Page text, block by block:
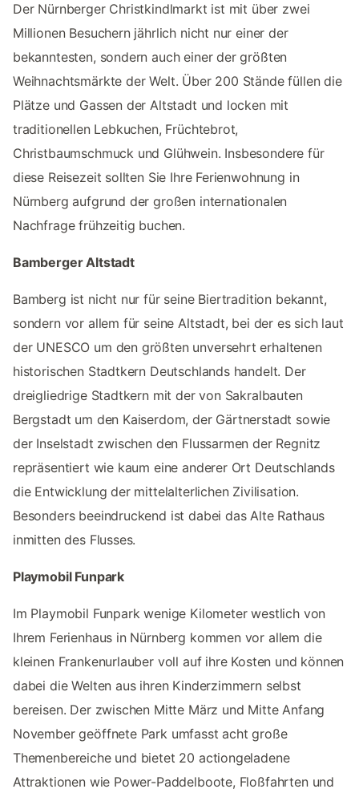
Der Nürnberger Christkindlmarkt ist mit über zwei
Millionen Besuchern jährlich nicht nur einer der
bekanntesten, sondern auch einer der größten
Weihnachtsmärkte der Welt. Über 200 Stände füllen die
Plätze und Gassen der Altstadt und locken mit
traditionellen Lebkuchen, Früchtebrot,
Christbaumschmuck und Glühwein. Insbesondere für
diese Reisezeit sollten Sie Ihre Ferienwohnung in
Nürnberg aufgrund der großen internationalen
Nachfrage frühzeitig buchen.
Bamberger Altstadt
Bamberg ist nicht nur für seine Biertradition bekannt,
sondern vor allem für seine Altstadt, bei der es sich laut
der UNESCO um den größten unversehrt erhaltenen
historischen Stadtkern Deutschlands handelt. Der
dreigliedrige Stadtkern mit der von Sakralbauten
Bergstadt um den Kaiserdom, der Gärtnerstadt sowie
der Inselstadt zwischen den Flussarmen der Regnitz
repräsentiert wie kaum eine anderer Ort Deutschlands
die Entwicklung der mittelalterlichen Zivilisation.
Besonders beeindruckend ist dabei das Alte Rathaus
inmitten des Flusses.
Playmobil Funpark
Im Playmobil Funpark wenige Kilometer westlich von
Ihrem Ferienhaus in Nürnberg kommen vor allem die
kleinen Frankenurlauber voll auf ihre Kosten und können
dabei die Welten aus ihren Kinderzimmern selbst
bereisen. Der zwischen Mitte März und Mitte Anfang
November geöffnete Park umfasst acht große
Themenbereiche und bietet 20 actiongeladene
Attraktionen wie Power-Paddelboote, Floßfahrten und